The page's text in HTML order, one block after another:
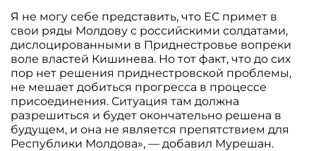
Я не могу себе представить, что ЕС примет в
свои ряды Молдову с российскими солдатами,
дислоцированными в Приднестровье вопреки
воле властей Кишинева. Но тот факт, что до сих
пор нет решения приднестровской проблемы,
не мешает добиться прогресса в процессе
присоединения. Ситуация там должна
разрешиться и будет окончательно решена в
будущем, и она не является препятствием для
Республики Молдова», — добавил Мурешан.